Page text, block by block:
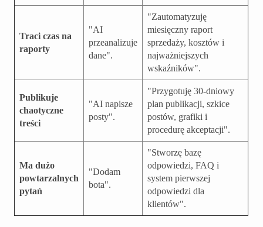
Traci czas na
raporty
"AI
przeanalizuje
dane".
"Zautomatyzuję
miesięczny raport
sprzedaży, kosztów i
najważniejszych
wskaźników".
Publikuje
chaotyczne
treści
"AI napisze
posty".
"Przygotuję 30-dniowy
plan publikacji, szkice
postów, grafiki i
procedurę akceptacji".
Ma dużo
powtarzalnych
pytań
"Dodam
bota".
"Stworzę bazę
odpowiedzi, FAQ i
system pierwszej
odpowiedzi dla
klientów".